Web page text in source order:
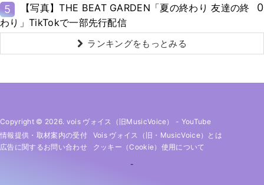
5
【写真】THE BEAT GARDEN「夏の終わり 友達の終
わり」TikTokで一部先行配信
0
ランキングをもっとみる
Copyright © 2026. vois ヴォイス（旧MusicVoice） - YouTube
情報提供・取材案内の受付
Vois ヴォイス（旧・MusicVoice）とは
広告に関するお問い合わせ
クッキー（cookie）使用について
-